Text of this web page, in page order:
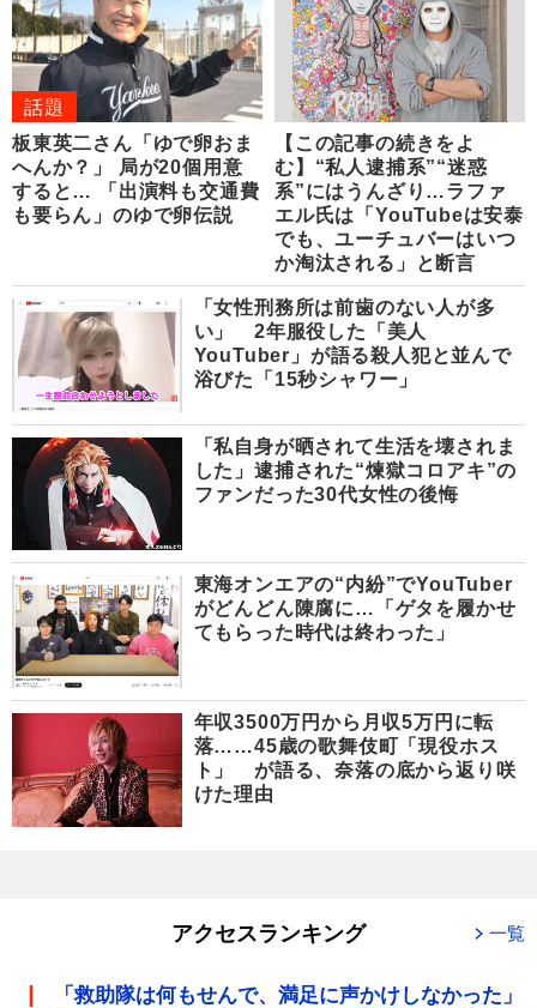
話題
板東英二さん「ゆで卵おま
へんか？」 局が20個用意
すると… 「出演料も交通費
も要らん」のゆで卵伝説
【この記事の続きをよ
む】“私人逮捕系”“迷惑
系”にはうんざり…ラファ
エル氏は「YouTubeは安泰
でも、ユーチュバーはいつ
か淘汰される」と断言
「女性刑務所は前歯のない人が多
い」 2年服役した「美人
YouTuber」が語る殺人犯と並んで
浴びた「15秒シャワー」
「私自身が晒されて生活を壊されま
した」逮捕された“煉獄コロアキ”の
ファンだった30代女性の後悔
東海オンエアの“内紛”でYouTuber
がどんどん陳腐に…「ゲタを履かせ
てもらった時代は終わった」
年収3500万円から月収5万円に転
落……45歳の歌舞伎町「現役ホス
ト」 が語る、奈落の底から返り咲
けた理由
アクセスランキング 一覧
「救助隊は何もせんで、満足に声かけしなかった」